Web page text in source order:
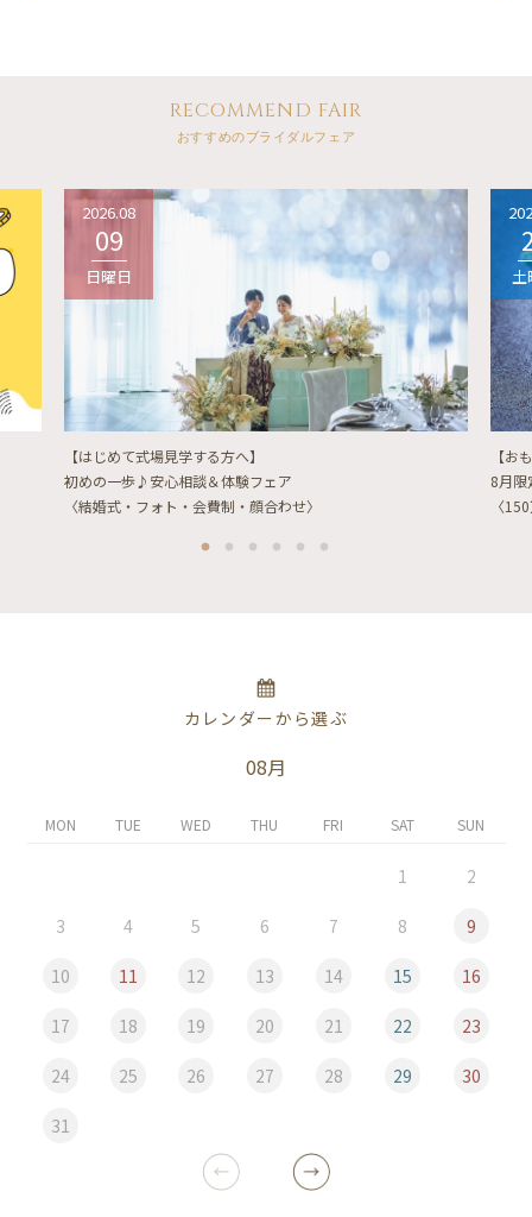
RECOMMEND FAIR
おすすめのブライダルフェア
2026.08
09
日曜日
【はじめて式場見学する方へ】
初めの一歩♪安心相談＆体験フェア
〈結婚式・フォト・会費制・顔合わせ〉
土
【お
8月限
〈
カレンダーから選ぶ
08月
MON TUE WED THU FRI SAT SUN
1 2
3 4 5 6 7 8 9
10 11 12 13 14 15 16
17 18 19 20 21 22 23
24 25 26 27 28 29 30
31